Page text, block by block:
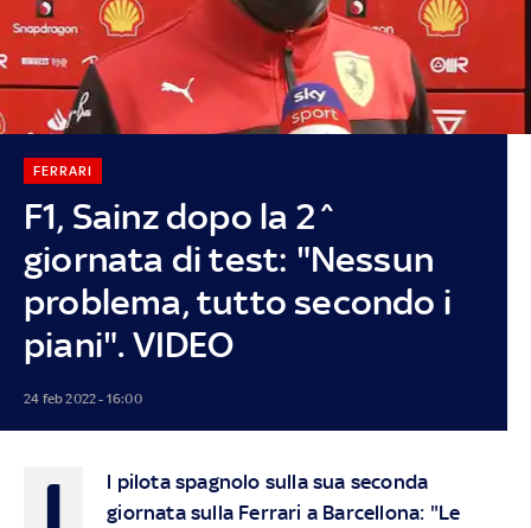
F1, Sainz dopo la 2^
giornata di test: "Nessun
problema, tutto secondo i
piani". VIDEO
FERRARI
24 feb 2022 - 16:00
I
l pilota spagnolo sulla sua seconda
giornata sulla Ferrari a Barcellona: "Le